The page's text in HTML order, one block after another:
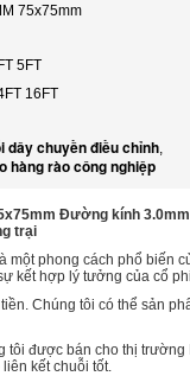
75x75mm
5FT
16FT
dây chuyền điều chỉnh,
hàng rào công nghiệp
Đường kính
trại
một phong cách phổ biến
kết hợp lý tưởng của cổ
Chúng tôi có thể sản
tôi được bán cho thị trường
kết chuỗi tốt.